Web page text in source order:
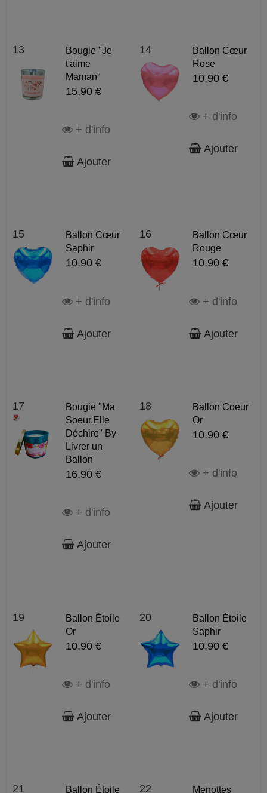
13
Bougie "Je
t'aime
Maman"
15,90 €
+ d'info
Ajouter
14
Ballon Cœur
Rose
10,90 €
+ d'info
Ajouter
15
Ballon Cœur
Saphir
10,90 €
+ d'info
Ajouter
16
Ballon Cœur
Rouge
10,90 €
+ d'info
Ajouter
17
Bougie "Ma
Soeur,Elle
Déchire" By
Livrer un
Ballon
16,90 €
+ d'info
Ajouter
18
Ballon Coeur
Or
10,90 €
+ d'info
Ajouter
19
Ballon Étoile
Or
10,90 €
+ d'info
Ajouter
20
Ballon Étoile
Saphir
10,90 €
+ d'info
Ajouter
21
Ballon Étoile
22
Menottes